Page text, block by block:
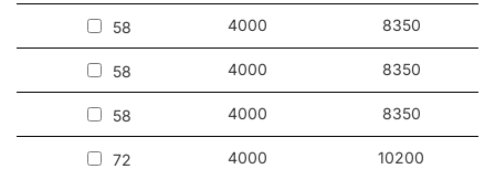
58 4000 8350
58 4000 8350
58 4000 8350
72 4000 10200